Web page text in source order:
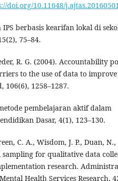
doi.org/10.11648/
berbasis kearifan lokal di
75–84.
R. G. (2004). Accountability
to the use of data to improve
106(6), 1258–1287.
pembelajaran aktif dalam
Dasar, 4(1), 123–130.
C. A., Wisdom, J. P., Duan, N.,
sampling for qualitative data
research.
Health Services Research,